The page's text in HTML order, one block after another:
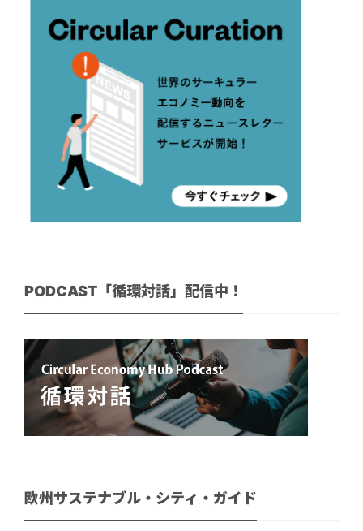
PODCAST「循環対話」配信中！
欧州サステナブル・シティ・ガイド